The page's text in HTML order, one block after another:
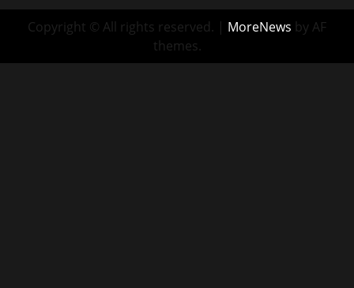
Copyright © All rights reserved. | MoreNews by AF
themes.